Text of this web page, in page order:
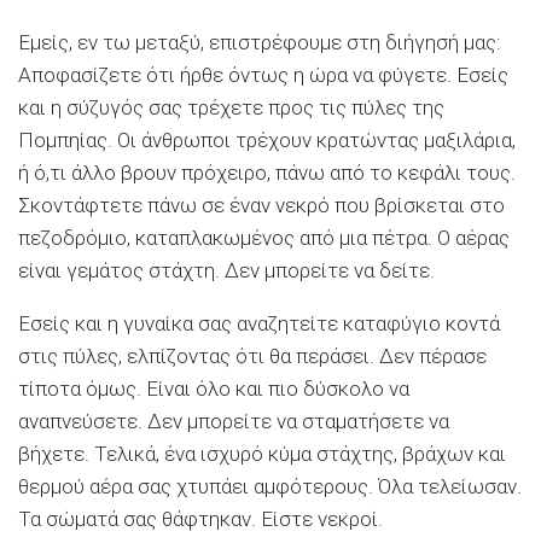
Εμείς, εν τω μεταξύ, επιστρέφουμε στη διήγησή μας:
Αποφασίζετε ότι ήρθε όντως η ώρα να φύγετε. Εσείς
και η σύζυγός σας τρέχετε προς τις πύλες της
Πομπηίας. Οι άνθρωποι τρέχουν κρατώντας μαξιλάρια,
ή ό,τι άλλο βρουν πρόχειρο, πάνω από το κεφάλι τους.
Σκοντάφτετε πάνω σε έναν νεκρό που βρίσκεται στο
πεζοδρόμιο, καταπλακωμένος από μια πέτρα. Ο αέρας
είναι γεμάτος στάχτη. Δεν μπορείτε να δείτε.
Εσείς και η γυναίκα σας αναζητείτε καταφύγιο κοντά
στις πύλες, ελπίζοντας ότι θα περάσει. Δεν πέρασε
τίποτα όμως. Είναι όλο και πιο δύσκολο να
αναπνεύσετε. Δεν μπορείτε να σταματήσετε να
βήχετε. Τελικά, ένα ισχυρό κύμα στάχτης, βράχων και
θερμού αέρα σας χτυπάει αμφότερους. Όλα τελείωσαν.
Τα σώματά σας θάφτηκαν. Είστε νεκροί.